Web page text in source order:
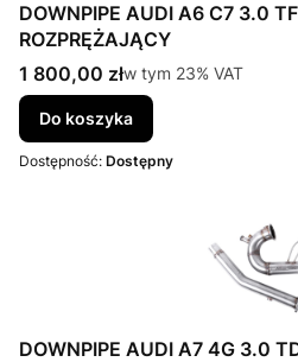
DOWNPIPE AUDI A6 C7 3.0
ROZPRĘŻAJĄCY
Cena brutto
1 800,00 złw tym %s VAT
w tym 23% VAT
Do koszyka
Dostępność: Dostępny
DOWNPIPE AUDI A7 4G 3.0